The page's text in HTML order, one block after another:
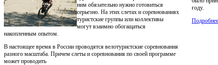
ним обязательно нужно готовиться
серьезно. На этих слетах и соревнованиях
туристские группы или коллективы
могут взаимно обогащаться
накопленным опытом.
В настоящее время в России проводятся велотуристские соревнования
разного масштаба. Причем слеты и соревнования по своей программе
может проводить
году.